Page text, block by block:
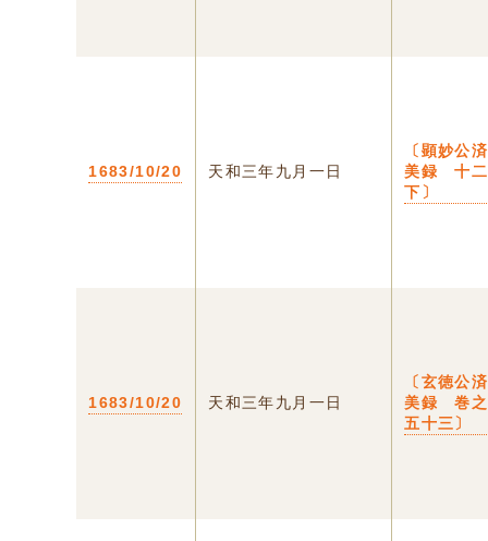
1683/10/20 天和三年九月一日
〔顕妙公済
美録 十二
下〕
1683/10/20 天和三年九月一日
〔玄徳公済
美録 巻之
五十三〕